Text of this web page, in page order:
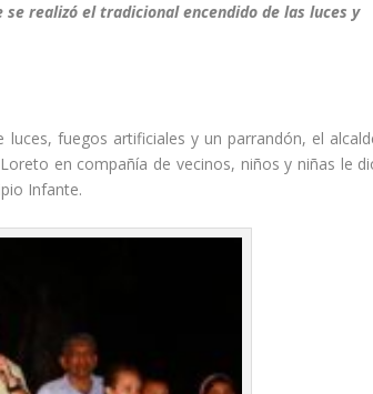
realizó el tradicional encendido de las luces y
luces, fuegos artificiales y un parrandón, el
en compañía de vecinos, niños y niñas le
Infante.